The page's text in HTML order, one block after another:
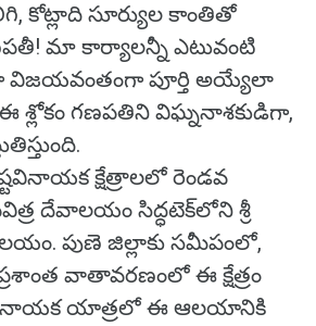
కోట్లాది సూర్యుల కాంతితో
మా కార్యాలన్నీ ఎటువంటి
విజయవంతంగా పూర్తి అయ్యేలా
ఈ శ్లోకం గణపతిని విఘ్ననాశకుడిగా,
క్షేత్రాలలో రెండవ
దేవాలయం సిద్ధటెక్‌లోని శ్రీ
పుణె జిల్లాకు సమీపంలో,
వాతావరణంలో ఈ క్షేత్రం
యాత్రలో ఈ ఆలయానికి